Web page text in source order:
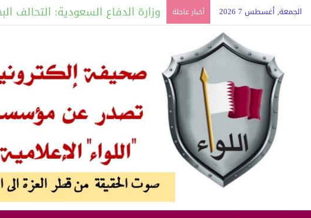
الجمعة, أغسطس 7 2026 أخبار عاجلة وزارة الدفاع السعودية: التحالف